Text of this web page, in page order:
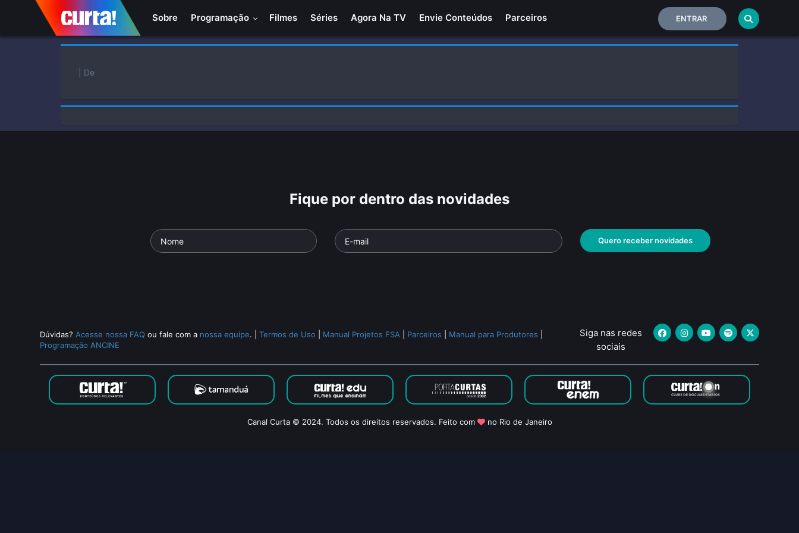
Sobre Programação Filmes Séries Agora Na TV Envie Conteúdos Parceiros ENTRAR
Home
| De
Fique por dentro das novidades
Quero receber novidades
Dúvidas? Acesse nossa FAQ ou fale com a nossa equipe. |Termos de Uso Manual Projetos FSA Parceiros Manual para Produtores
Programação ANCINE
Siga nas redes
sociais
Canal Curta © 2024. Todos os direitos reservados. Feito com no Rio de Janeiro